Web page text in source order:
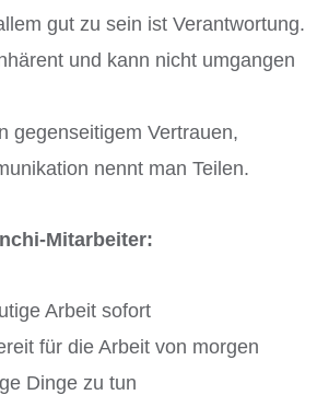
gut zu sein ist Verantwortung.
und kann nicht umgangen
gegenseitigem Vertrauen,
nennt man Teilen.
Mitarbeiter:
Arbeit sofort
für die Arbeit von morgen
Dinge zu tun